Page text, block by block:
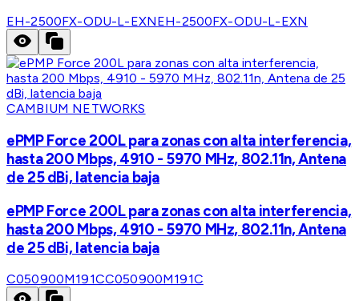
EH-2500FX-ODU-L-EXNEH-2500FX-ODU-L-EXN
CAMBIUM NETWORKS
ePMP Force 200L para zonas con alta interferencia,
hasta 200 Mbps, 4910 - 5970 MHz, 802.11n, Antena
de 25 dBi, latencia baja
ePMP Force 200L para zonas con alta interferencia,
hasta 200 Mbps, 4910 - 5970 MHz, 802.11n, Antena
de 25 dBi, latencia baja
C050900M191CC050900M191C